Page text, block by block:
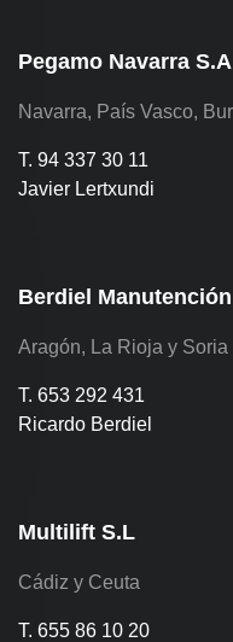
Pegamo Navarra S.A
Navarra, País Vasco,
T. 94 337 30 11
Javier Lertxundi
Berdiel
Aragón, La Rioja y Soria
T. 653 292 431
Ricardo Berdiel
Multilift S.L
Cádiz y Ceuta
T. 655 86 10 20